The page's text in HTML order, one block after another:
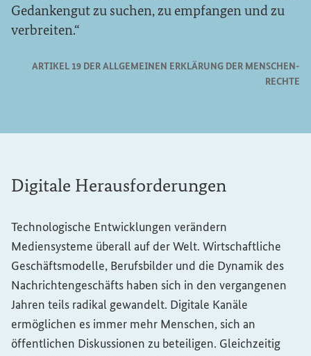
Gedankengut zu suchen, zu empfangen und zu
verbreiten.
AR­TI­KEL 19 DER ALL­GE­MEI­NEN ER­KLÄ­RUNG DER MEN­SCHEN­
RECH­TE
Digitale Herausforderungen
Technologische Entwicklungen verändern
Mediensysteme überall auf der Welt. Wirtschaftliche
Geschäftsmodelle, Berufsbilder und die Dynamik des
Nachrichtengeschäfts haben sich in den vergangenen
Jahren teils radikal gewandelt. Digitale Kanäle
ermöglichen es immer mehr Menschen, sich an
öffentlichen Diskussionen zu beteiligen. Gleichzeitig